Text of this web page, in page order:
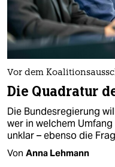
Vor dem
Die Quadratur
Die Bundesregierung
wer in welchem
unklar – ebenso die
Von Anna Lehmann